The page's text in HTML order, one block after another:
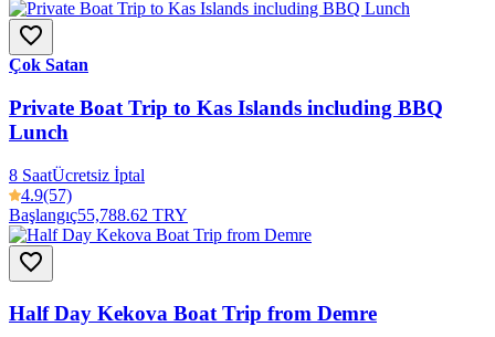
Çok Satan
Private Boat Trip to Kas Islands including BBQ
Lunch
8 SaatÜcretsiz İptal
4.9(57)
Başlangıç55,788.62 TRY
Half Day Kekova Boat Trip from Demre